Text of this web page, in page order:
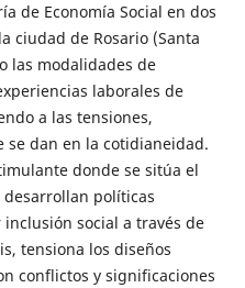
de Economía Social en dos
ciudad de Rosario (Santa
las modalidades de
laborales de
a las tensiones,
se dan en la cotidianeidad.
donde se sitúa el
políticas
social a través de
tensiona los diseños
conflictos y significaciones